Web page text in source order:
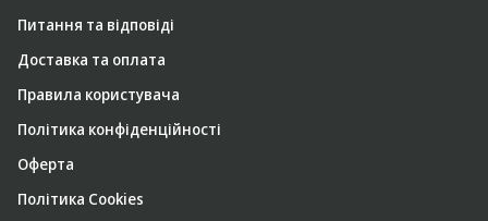
Питання та відповіді
Доставка та оплата
Правила користувача
Політика конфіденційності
Оферта
Політика Cookies